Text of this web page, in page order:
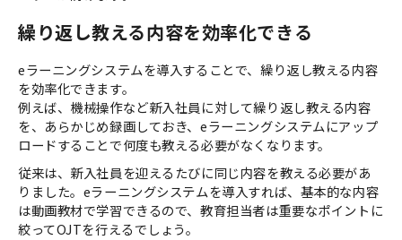
繰り返し教える内容を効率化できる
eラーニングシステムを導入することで、繰り返し教える内容
を効率化できます。
例えば、機械操作など新入社員に対して繰り返し教える内容
を、あらかじめ録画しておき、eラーニングシステムにアップ
ロードすることで何度も教える必要がなくなります。
従来は、新入社員を迎えるたびに同じ内容を教える必要があ
りました。eラーニングシステムを導入すれば、基本的な内容
は動画教材で学習できるので、教育担当者は重要なポイントに
絞ってOJTを行えるでしょう。